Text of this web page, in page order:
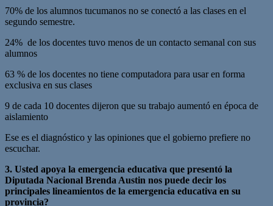
70% de los alumnos tucumanos no se conectó a las clases en el
segundo semestre.
24% de los docentes tuvo menos de un contacto semanal con sus
alumnos
63 % de los docentes no tiene computadora para usar en forma
exclusiva en sus clases
9 de cada 10 docentes dijeron que su trabajo aumentó en época de
aislamiento
Ese es el diagnóstico y las opiniones que el gobierno prefiere no
escuchar.
3. Usted apoya la emergencia educativa que presentó la
Diputada Nacional Brenda Austin nos puede decir los
principales lineamientos de la emergencia educativa en su
provincia?